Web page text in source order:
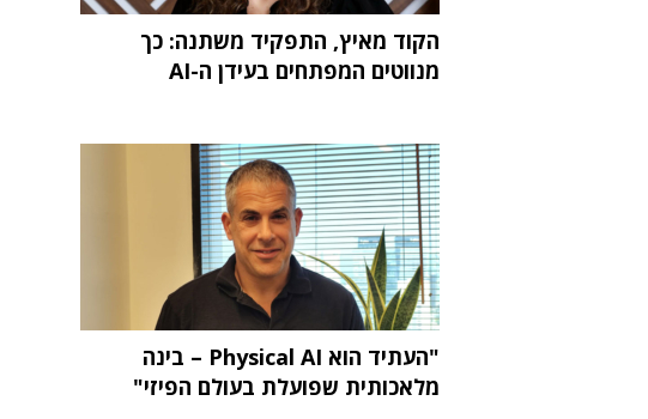
הקוד מאיץ, התפקיד משתנה: כך
מנווטים המפתחים בעידן ה-AI
"העתיד הוא Physical AI – בינה
מלאכותית שפועלת בעולם הפיזי"